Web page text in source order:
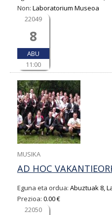
Non: Laboratorium Museoa
22049
8
ABU
11:00
MUSIKA
AD HOC
Eguna eta ordua: Abuztuak 8,
Prezioa: 0.00 €
22050